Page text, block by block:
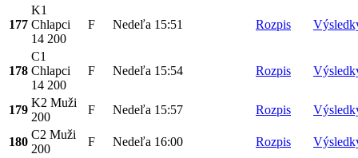
177
K1
Chlapci
14 200
F Nedeľa 15:51 Rozpis
178
C1
Chlapci
14 200
F Nedeľa 15:54 Rozpis
179
K2 Muži
200
F Nedeľa 15:57 Rozpis
180
C2 Muži
200
F Nedeľa 16:00 Rozpis